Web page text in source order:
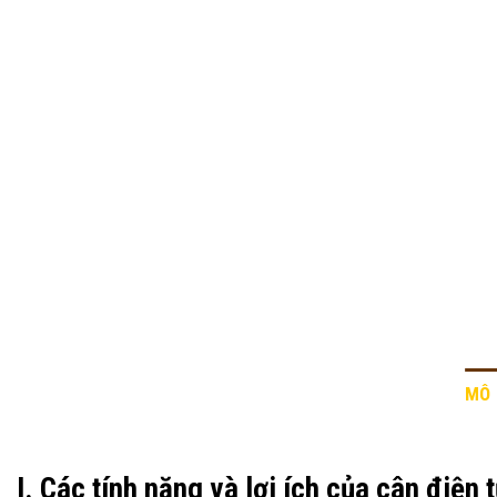
MÔ
I. Các tính năng và lợi ích của cân điện